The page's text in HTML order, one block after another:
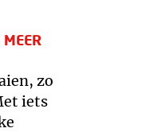
zo
iets